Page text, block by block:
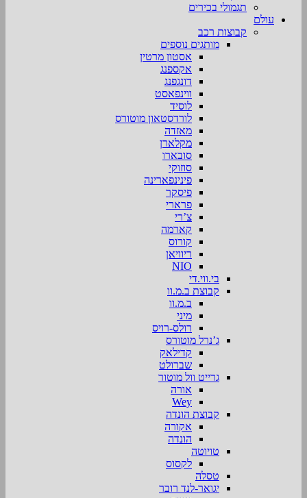
תגמולי בכירים
עולם
קבוצות רכב
מותגים נוספים
אסטון מרטין
אקספנג
דונגפנג
ווינפאסט
לוסיד
לורדסטאון מוטורס
מאזדה
מקלארן
סובארו
סוזוקי
פינינפארינה
פיסקר
פרארי
צ’רי
קארמה
קורוס
ריוויאן
NIO
בי.ווי.די
קבוצת ב.מ.וו
ב.מ.וו
מיני
רולס-רויס
ג’נרל מוטורס
קדילאק
שברולט
גרייט וול מוטור
אורה
Wey
קבוצת הונדה
אקורה
הונדה
טויוטה
לקסוס
טסלה
יגואר-לנד רובר